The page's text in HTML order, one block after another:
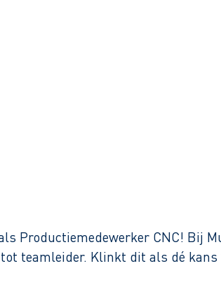
Productiemedewerker CNC! Bij
teamleider. Klinkt dit als dé